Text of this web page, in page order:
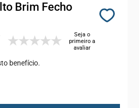
Brim Fecho
Seja o
primeiro a
avaliar
benefício.